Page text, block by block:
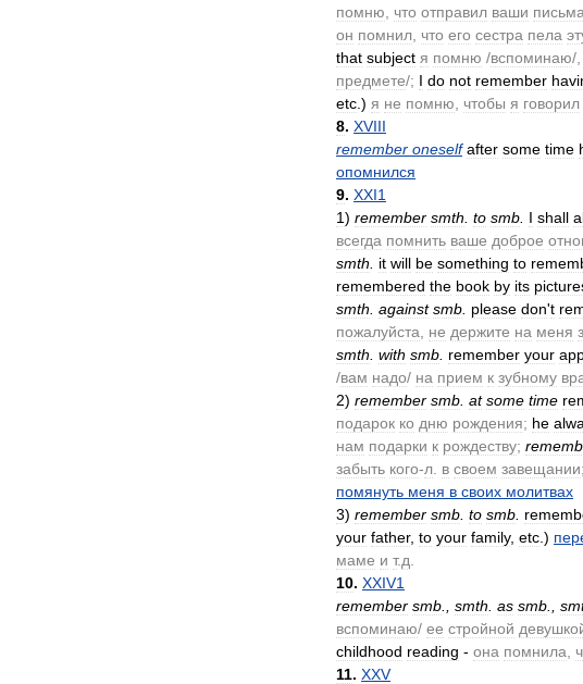
помню
что отправил ваши письма
он помнил что его сестра пела
that subject я помню /вспоминаю/,
предмете/; I do not remember
etc .) я не помню чтобы я говорил
8. XVIII
remember oneself after some time
опомнился
9. XXI1
1) remember smth to smb I shall
всегда помнить ваше доброе
smth
it will be something to
remembered the book by its
smth against smb please don't
пожалуйста
не держите на меня
smth with smb remember your
/вам надо/ на прием к зубному
2) remember smb at some time
подарок ко дню рождения; he
нам подарки к рождеству;
забыть кого-л в своем завещании;
помянуть меня в своих молитвах
3) remember smb to smb
your father, to your family, etc .)
маме и т.д
10. XXIV1
remember smb smth as smb
вспоминаю/ ее стройной
childhood reading - она помнила
11. XXV